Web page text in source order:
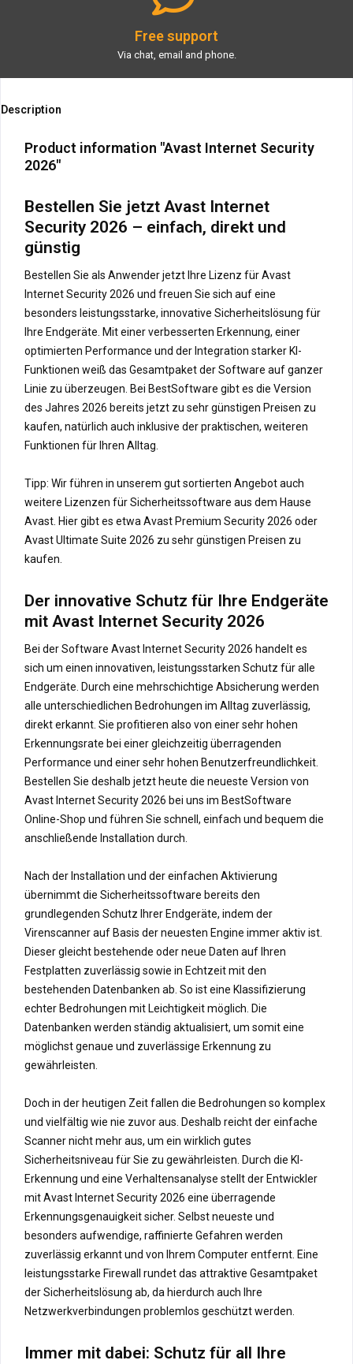
Free support
Via chat, email and phone.
Description
Product information "Avast Internet Security
2026"
Bestellen Sie jetzt Avast Internet
Security 2026 – einfach, direkt und
günstig
Bestellen Sie als Anwender jetzt Ihre Lizenz für Avast
Internet Security 2026 und freuen Sie sich auf eine
besonders leistungsstarke, innovative Sicherheitslösung für
Ihre Endgeräte. Mit einer verbesserten Erkennung, einer
optimierten Performance und der Integration starker KI-
Funktionen weiß das Gesamtpaket der Software auf ganzer
Linie zu überzeugen. Bei BestSoftware gibt es die Version
des Jahres 2026 bereits jetzt zu sehr günstigen Preisen zu
kaufen, natürlich auch inklusive der praktischen, weiteren
Funktionen für Ihren Alltag.
Tipp: Wir führen in unserem gut sortierten Angebot auch
weitere Lizenzen für Sicherheitssoftware aus dem Hause
Avast. Hier gibt es etwa Avast Premium Security 2026 oder
Avast Ultimate Suite 2026 zu sehr günstigen Preisen zu
kaufen.
Der innovative Schutz für Ihre Endgeräte
mit Avast Internet Security 2026
Bei der Software Avast Internet Security 2026 handelt es
sich um einen innovativen, leistungsstarken Schutz für alle
Endgeräte. Durch eine mehrschichtige Absicherung werden
alle unterschiedlichen Bedrohungen im Alltag zuverlässig,
direkt erkannt. Sie profitieren also von einer sehr hohen
Erkennungsrate bei einer gleichzeitig überragenden
Performance und einer sehr hohen Benutzerfreundlichkeit.
Bestellen Sie deshalb jetzt heute die neueste Version von
Avast Internet Security 2026 bei uns im BestSoftware
Online-Shop und führen Sie schnell, einfach und bequem die
anschließende Installation durch.
Nach der Installation und der einfachen Aktivierung
übernimmt die Sicherheitssoftware bereits den
grundlegenden Schutz Ihrer Endgeräte, indem der
Virenscanner auf Basis der neuesten Engine immer aktiv ist.
Dieser gleicht bestehende oder neue Daten auf Ihren
Festplatten zuverlässig sowie in Echtzeit mit den
bestehenden Datenbanken ab. So ist eine Klassifizierung
echter Bedrohungen mit Leichtigkeit möglich. Die
Datenbanken werden ständig aktualisiert, um somit eine
möglichst genaue und zuverlässige Erkennung zu
gewährleisten.
Doch in der heutigen Zeit fallen die Bedrohungen so komplex
und vielfältig wie nie zuvor aus. Deshalb reicht der einfache
Scanner nicht mehr aus, um ein wirklich gutes
Sicherheitsniveau für Sie zu gewährleisten. Durch die KI-
Erkennung und eine Verhaltensanalyse stellt der Entwickler
mit Avast Internet Security 2026 eine überragende
Erkennungsgenauigkeit sicher. Selbst neueste und
besonders aufwendige, raffinierte Gefahren werden
zuverlässig erkannt und von Ihrem Computer entfernt. Eine
leistungsstarke Firewall rundet das attraktive Gesamtpaket
der Sicherheitslösung ab, da hierdurch auch Ihre
Netzwerkverbindungen problemlos geschützt werden.
Immer mit dabei: Schutz für all Ihre